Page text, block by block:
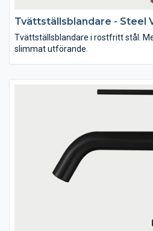
Tvättställsblandare - Steel
Tvättställsblandare i rostfritt stål.
slimmat utförande.